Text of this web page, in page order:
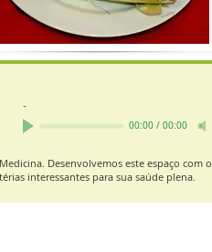
Desenvolvemos este espaço com o
interessantes para sua saúde plena.
-
00:00 / 00:00